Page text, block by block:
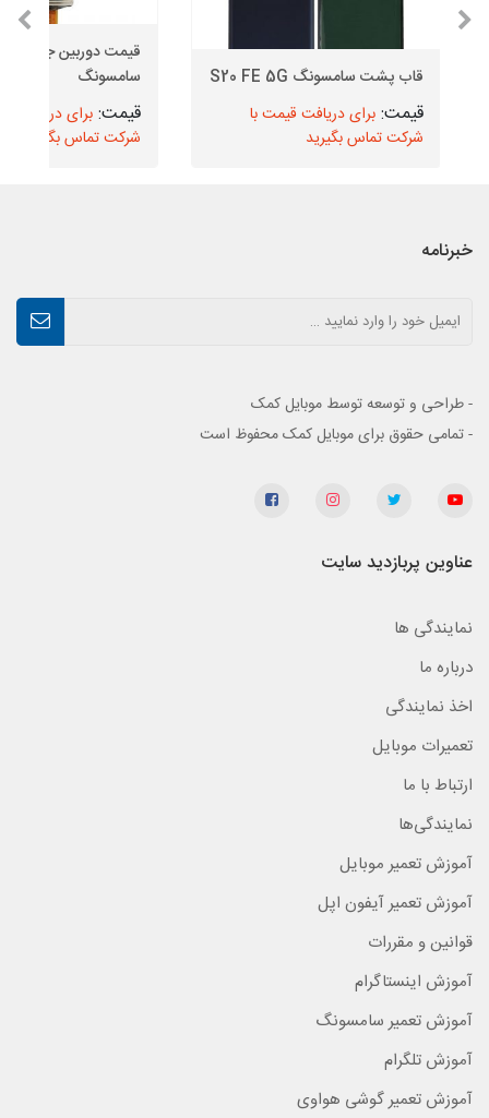
قاب پشت سامسونگ S20 FE 5G
برای دریافت قیمت با
شرکت تماس بگیرید
سامسونگ
برای دریافت
شرکت تماس بگیرید
خبرنامه
- طراحی و توسعه توسط موبایل کمک
- تمامی حقوق برای موبایل کمک محفوظ است
عناوین پربازدید سایت
نمایندگی ها
درباره ما
اخذ نمایندگی
تعمیرات موبایل
ارتباط با ما
نمایندگی‌ها
آموزش تعمیر موبایل
آموزش تعمیر آیفون اپل
قوانین و مقررات
آموزش اینستاگرام
آموزش تعمیر سامسونگ
آموزش تلگرام
آموزش تعمیر گوشی هواوی